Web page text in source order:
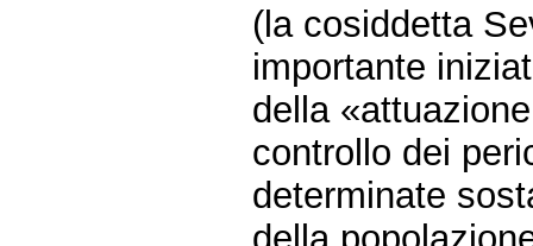
(la cosiddetta
importante
della
controllo dei
determinate